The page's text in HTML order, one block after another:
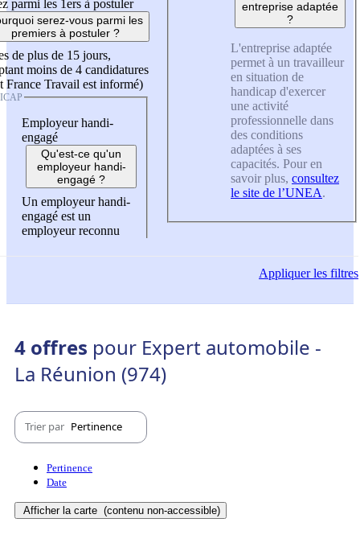
parmi les 1ers à postuler
serez-vous parmi les
premiers à postuler ?
de plus de 15 jours,
moins de 4 candidatures
France Travail est informé)
Employeur handi-
engagé
Qu'est-ce qu'un
employeur handi-
engagé ?
Un employeur handi-
engagé est un
employeur reconnu
entreprise adaptée
?
L'entreprise adaptée
permet à un travailleur
en situation de
handicap d'exercer
une activité
professionnelle dans
des conditions
adaptées à ses
capacités. Pour en
savoir plus, consultez
le site de l’UNEA.
Appliquerles filtres
4 offres pour Expert automobile -
La Réunion (974)
Trier par Pertinence
Pertinence
Date
Afficher la carte (contenu non-accessible)